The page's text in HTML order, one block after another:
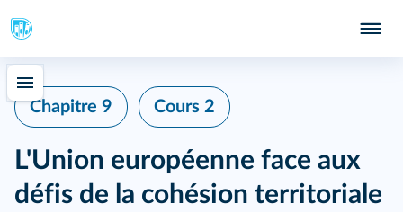
Chapitre 9 Cours 2
L'Union européenne face aux
défis de la cohésion territoriale